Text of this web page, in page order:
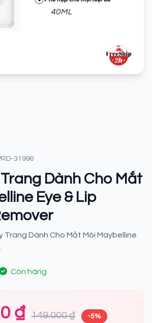
31990
Dành Cho Mắt
Eye & Lip
Trang Dành Cho Mắt Môi Maybelline
Còn hàng
₫ 149.000 ₫ -5%